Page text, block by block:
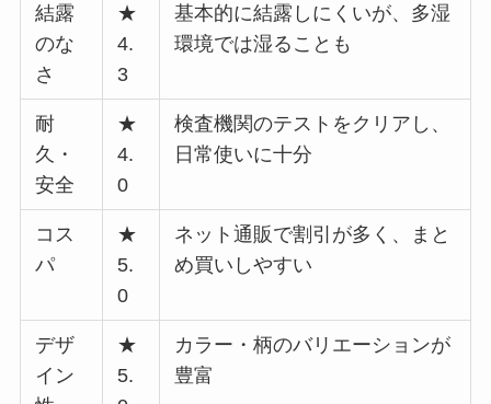
結露
のな
さ
★
4.
3
基本的に結露しにくいが、多湿
環境では湿ることも
耐
久・
安全
★
4.
0
検査機関のテストをクリアし、
日常使いに十分
コス
パ
★
5.
0
ネット通販で割引が多く、まと
め買いしやすい
デザ
イン
★
5.
カラー・柄のバリエーションが
豊富